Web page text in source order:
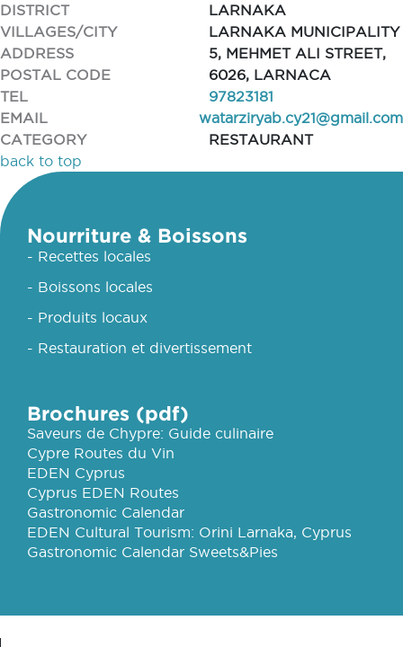
DISTRICT
LARNAKA
VILLAGES/CITY
LARNAKA MUNICIPALITY
ADDRESS
5, MEHMET ALI STREET,
POSTAL CODE
6026, LARNACA
TEL
97823181
EMAIL
watarziryab.cy21@gmail.com
CATEGORY
RESTAURANT
back to top
Nourriture & Boissons
- Recettes locales
- Boissons locales
- Produits locaux
- Restauration et divertissement
Brochures (pdf)
Saveurs de Chypre: Guide culinaire
Cypre Routes du Vin
EDEN Cyprus
Cyprus EDEN Routes
Gastronomic Calendar
EDEN Cultural Tourism: Orini Larnaka, Cyprus
Gastronomic Calendar Sweets&Pies